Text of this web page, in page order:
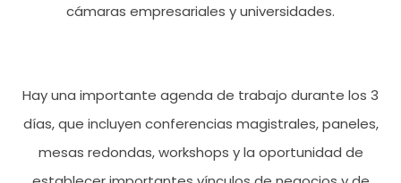
cámaras empresariales y universidades.
Hay una importante agenda de trabajo durante los 3
días, que incluyen conferencias magistrales, paneles,
mesas redondas, workshops y la oportunidad de